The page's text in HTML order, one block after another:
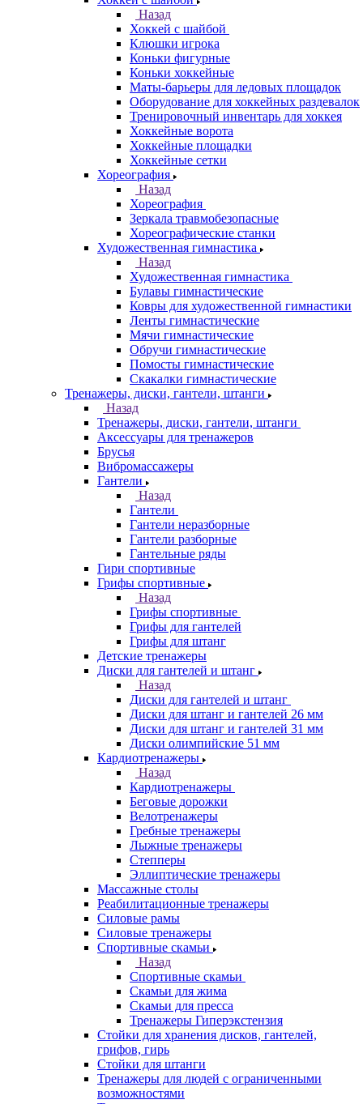
Назад
Хоккей с шайбой
Клюшки игрока
Коньки фигурные
Коньки хоккейные
Маты-барьеры для ледовых площадок
Оборудование для хоккейных раздевалок
Тренировочный инвентарь для хоккея
Хоккейные ворота
Хоккейные площадки
Хоккейные сетки
Хореография
Назад
Хореография
Зеркала травмобезопасные
Хореографические станки
Художественная гимнастика
Назад
Художественная гимнастика
Булавы гимнастические
Ковры для художественной гимнастики
Ленты гимнастические
Мячи гимнастические
Обручи гимнастические
Помосты гимнастические
Скакалки гимнастические
Тренажеры, диски, гантели, штанги
Назад
Тренажеры, диски, гантели, штанги
Аксессуары для тренажеров
Брусья
Вибромассажеры
Гантели
Назад
Гантели
Гантели неразборные
Гантели разборные
Гантельные ряды
Гири спортивные
Грифы спортивные
Назад
Грифы спортивные
Грифы для гантелей
Грифы для штанг
Детские тренажеры
Диски для гантелей и штанг
Назад
Диски для гантелей и штанг
Диски для штанг и гантелей 26 мм
Диски для штанг и гантелей 31 мм
Диски олимпийские 51 мм
Кардиотренажеры
Назад
Кардиотренажеры
Беговые дорожки
Велотренажеры
Гребные тренажеры
Лыжные тренажеры
Степперы
Эллиптические тренажеры
Массажные столы
Реабилитационные тренажеры
Силовые рамы
Силовые тренажеры
Спортивные скамьи
Назад
Спортивные скамьи
Скамьи для жима
Скамьи для пресса
Тренажеры Гиперэкстензия
Стойки для хранения дисков, гантелей,
грифов, гирь
Стойки для штанги
Тренажеры для людей с ограниченными
возможностями